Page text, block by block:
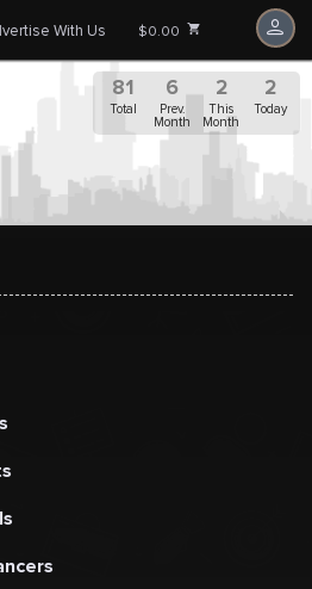
With Us $0.00
81
Total
6
Prev.
Month
2
This
Month
2
Today